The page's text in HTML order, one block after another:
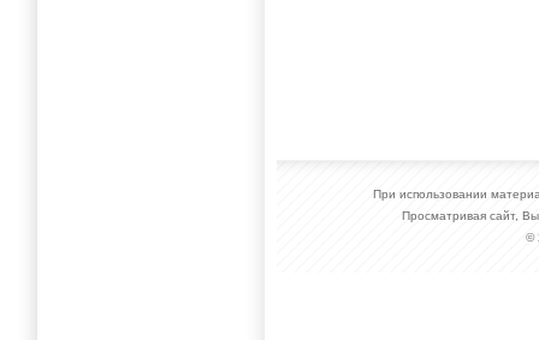
При использовании
Просматривая сайт,
©